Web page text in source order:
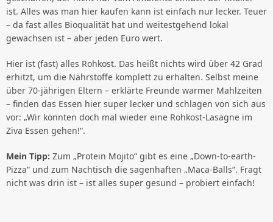
ist. Alles was man hier kaufen kann ist einfach nur lecker. Teuer
– da fast alles Bioqualität hat und weitestgehend lokal
gewachsen ist – aber jeden Euro wert.
Hier ist (fast) alles Rohkost. Das heißt nichts wird über 42 Grad
erhitzt, um die Nährstoffe komplett zu erhalten. Selbst meine
über 70-jährigen Eltern – erklärte Freunde warmer Mahlzeiten
– finden das Essen hier super lecker und schlagen von sich aus
vor: „Wir könnten doch mal wieder eine Rohkost-Lasagne im
Ziva Essen gehen!“.
Mein Tipp: Zum „Protein Mojito“ gibt es eine „Down-to-earth-
Pizza“ und zum Nachtisch die sagenhaften „Maca-Balls“. Fragt
nicht was drin ist – ist alles super gesund – probiert einfach!